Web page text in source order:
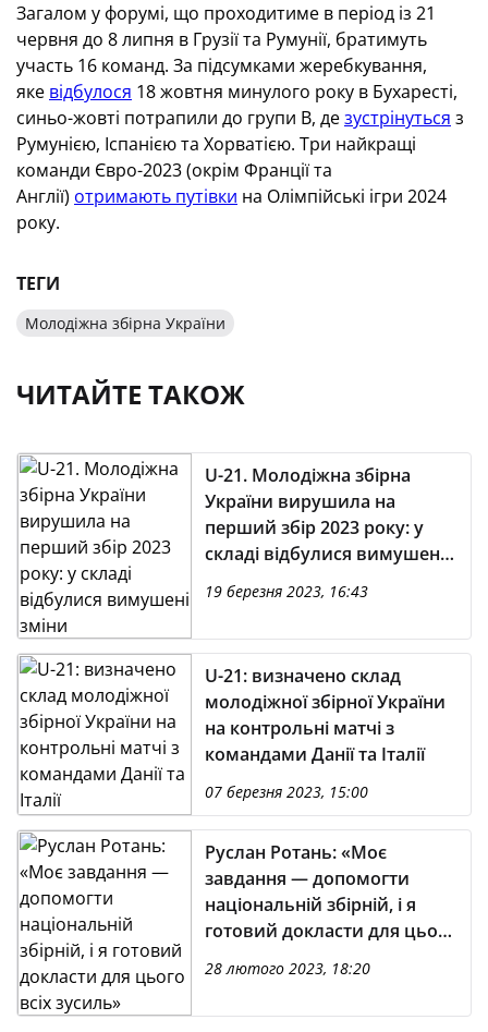
Загалом у форумі, що проходитиме в період із 21
червня до 8 липня в Грузії та Румунії, братимуть
участь 16 команд. За підсумками жеребкування,
яке відбулося 18 жовтня минулого року в Бухаресті,
синьо-жовті потрапили до групи В, дезустрінуться з
Румунією, Іспанією та Хорватією. Три найкращі
команди Євро-2023 (окрім Франції та
Англії) отримають путівки на Олімпійські ігри 2024
року.
ТЕГИ
Молодіжна збірна України
ЧИТАЙТЕ ТАКОЖ
U-21. Молодіжна збірна
України вирушила на
перший збір 2023 року: у
складі відбулися вимушені
зміни
19 березня 2023, 16:43
U-21: визначено склад
молодіжної збірної України
на контрольні матчі з
командами Данії та Італії
07 березня 2023, 15:00
Руслан Ротань: «Моє
завдання — допомогти
національній збірній, і я
готовий докласти для цього
28 лютого 2023, 18:20